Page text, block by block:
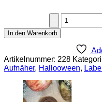
Lederlabel
In den Warenkorb
Artikelnummer: 228
Aufnäher, Hallooween, Label